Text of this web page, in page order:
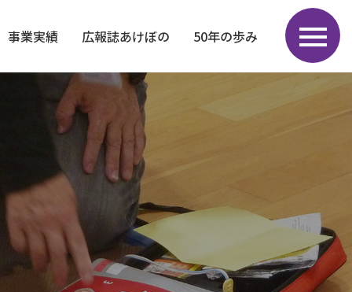
事業実績 広報誌あけぼの 50年の歩み